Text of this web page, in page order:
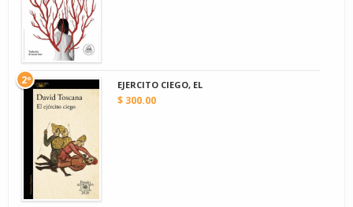
EJERCITO CIEGO, EL
$ 300.00
2º